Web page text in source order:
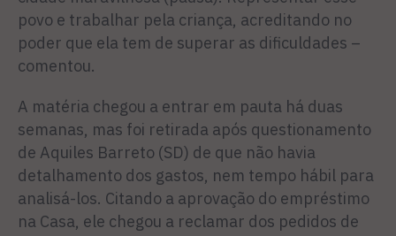
povo e trabalhar pela criança, acreditando no
poder que ela tem de superar as difi­culdades –
comentou.
A matéria chegou a entrar em pauta há duas
semanas, mas foi retirada após questionamento
de Aquiles Barreto (SD) de que não havia
detalhamento dos gas­tos, nem tempo hábil para
ana­lisá-los. Citando a aprovação do empréstimo
na Casa, ele chegou a reclamar dos pedidos de